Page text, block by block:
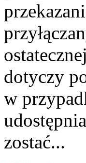
dotyczy
w
zostać...